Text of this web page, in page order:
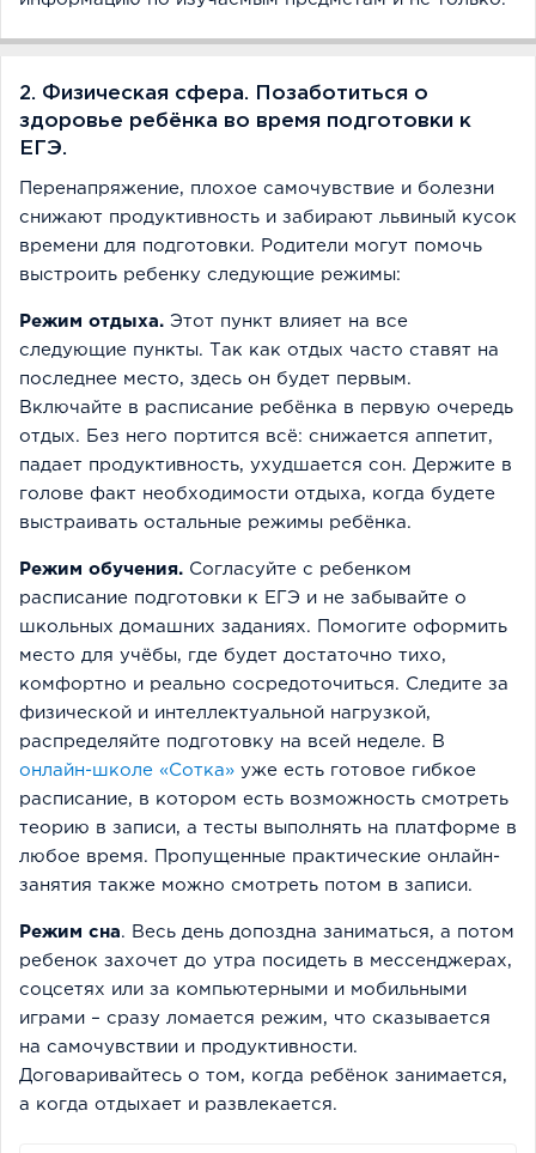
2. Физическая сфера. Позаботиться о
здоровье ребёнка во время подготовки к
ЕГЭ.
Перенапряжение, плохое самочувствие и болезни
снижают продуктивность и забирают львиный кусок
времени для подготовки. Родители могут помочь
выстроить ребенку следующие режимы:
Режим отдыха. Этот пункт влияет на все
следующие пункты. Так как отдых часто ставят на
последнее место, здесь он будет первым.
Включайте в расписание ребёнка в первую очередь
отдых. Без него портится всё: снижается аппетит,
падает продуктивность, ухудшается сон. Держите в
голове факт необходимости отдыха, когда будете
выстраивать остальные режимы ребёнка.
Режим обучения. Согласуйте с ребенком
расписание подготовки к ЕГЭ и не забывайте о
школьных домашних заданиях. Помогите оформить
место для учёбы, где будет достаточно тихо,
комфортно и реально сосредоточиться. Следите за
физической и интеллектуальной нагрузкой,
распределяйте подготовку на всей неделе. В
онлайн-школе «Сотка» уже есть готовое гибкое
расписание, в котором есть возможность смотреть
теорию в записи, а тесты выполнять на платформе в
любое время. Пропущенные практические онлайн-
занятия также можно смотреть потом в записи.
Режим сна. Весь день допоздна заниматься, а потом
ребенок захочет до утра посидеть в мессенджерах,
соцсетях или за компьютерными и мобильными
играми – сразу ломается режим, что сказывается
на самочувствии и продуктивности.
Договаривайтесь о том, когда ребёнок занимается,
а когда отдыхает и развлекается.